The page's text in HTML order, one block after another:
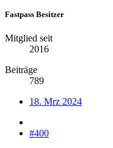
Fastpass Besitzer
Mitglied seit
2016
Beiträge
789
18. Mrz 2024
#400